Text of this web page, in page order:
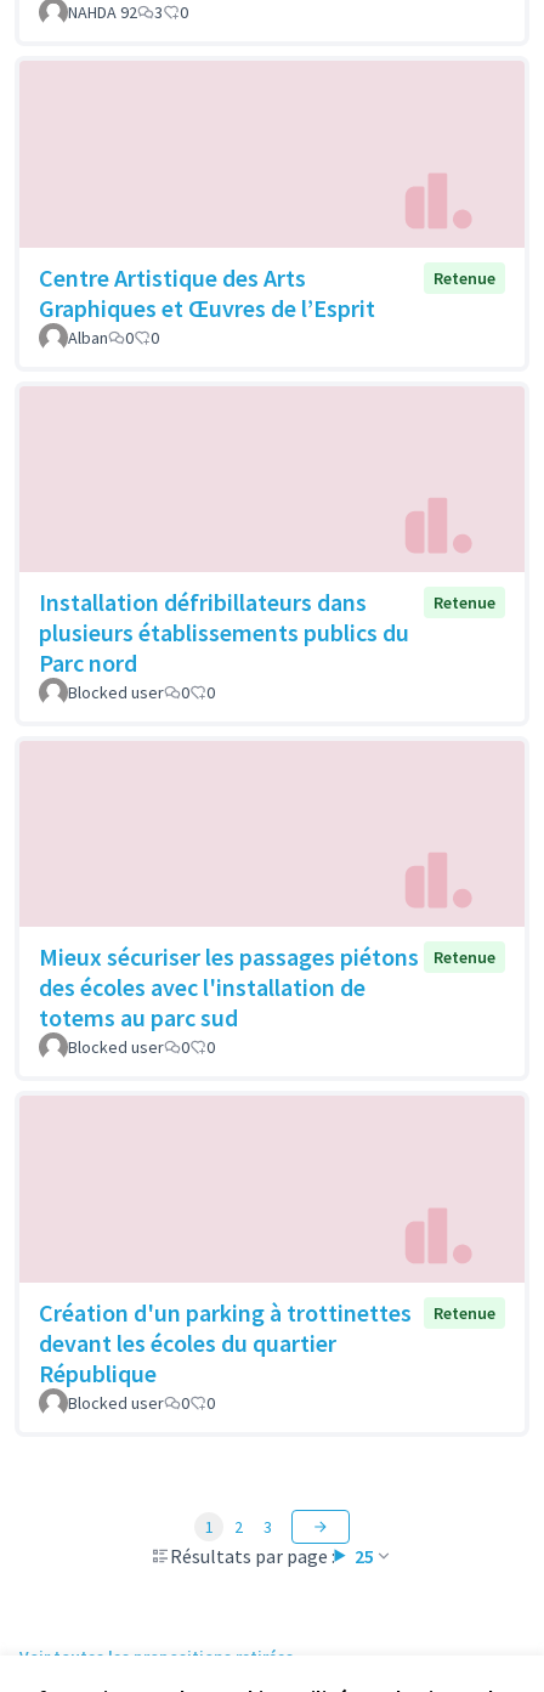
NAHDA 92 3 0
Centre Artistique des Arts
Graphiques et Œuvres de l’Esprit
Retenue
Alban 0 0
Installation défribillateurs dans
plusieurs établissements publics du
Parc nord
Retenue
Blocked user 0 0
Mieux sécuriser les passages piétons
des écoles avec l'installation de
totems au parc sud
Retenue
Blocked user 0 0
Création d'un parking à trottinettes
devant les écoles du quartier
République
Retenue
Blocked user 0 0
Résultats par page : 25
1 2 3
Voir toutes les propositions retirées